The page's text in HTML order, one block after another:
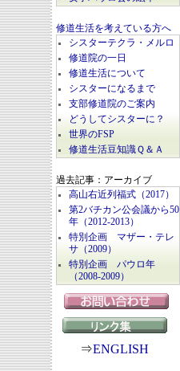
修道生活を考えている方へ
シスターテクラ・メルロ
修道院の一日
修道生活について
シスターになるまで
支部修道院のご案内
どうしてシスターに？
世界のFSP
修道生活豆知識Ｑ＆Ａ
過去記事：アーカイブ
高山右近列福式（2017）
第2バチカン公会議から50
年（2012-2013）
特別企画 マザー・テレ
サ（2009）
特別企画 パウロ年
（2008-2009）
⇒ENGLISH